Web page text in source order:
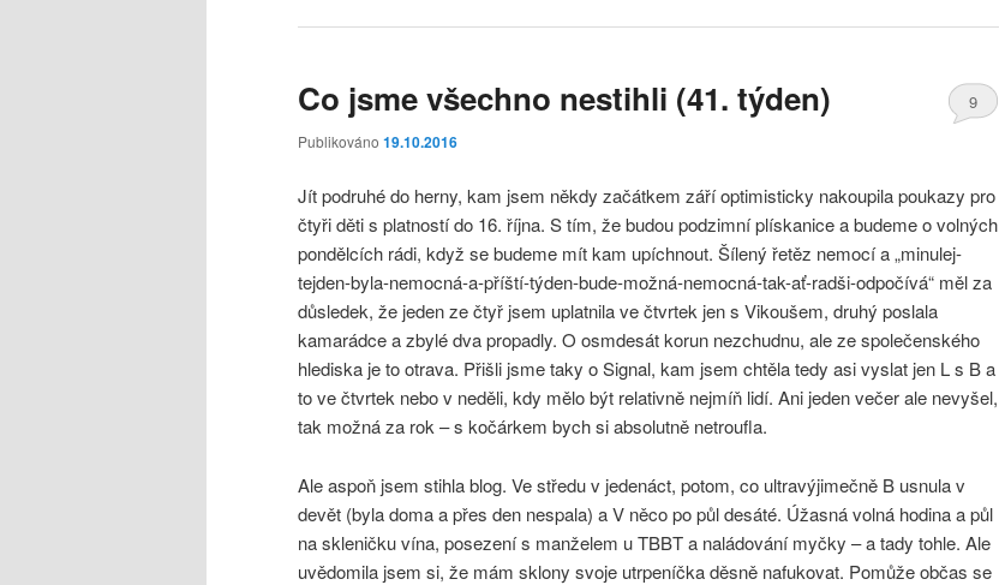
Co jsme všechno nestihli (41. týden)
Publikováno 19.10.2016
9
Jít podruhé do herny, kam jsem někdy začátkem září optimisticky nakoupila poukazy pro
čtyři děti s platností do 16. října. S tím, že budou podzimní plískanice a budeme o volných
pondělcích rádi, když se budeme mít kam upíchnout. Šílený řetěz nemocí a „minulej-
tejden-byla-nemocná-a-příští-týden-bude-možná-nemocná-tak-ať-radši-odpočívá“ měl za
důsledek, že jeden ze čtyř jsem uplatnila ve čtvrtek jen s Vikoušem, druhý poslala
kamarádce a zbylé dva propadly. O osmdesát korun nezchudnu, ale ze společenského
hlediska je to otrava. Přišli jsme taky o Signal, kam jsem chtěla tedy asi vyslat jen L s B a
to ve čtvrtek nebo v neděli, kdy mělo být relativně nejmíň lidí. Ani jeden večer ale nevyšel,
tak možná za rok – s kočárkem bych si absolutně netroufla.
Ale aspoň jsem stihla blog. Ve středu v jedenáct, potom, co ultravýjimečně B usnula v
devět (byla doma a přes den nespala) a V něco po půl desáté. Úžasná volná hodina a půl
na skleničku vína, posezení s manželem u TBBT a naládování myčky – a tady tohle. Ale
uvědomila jsem si, že mám sklony svoje utrpeníčka děsně nafukovat. Pomůže občas se